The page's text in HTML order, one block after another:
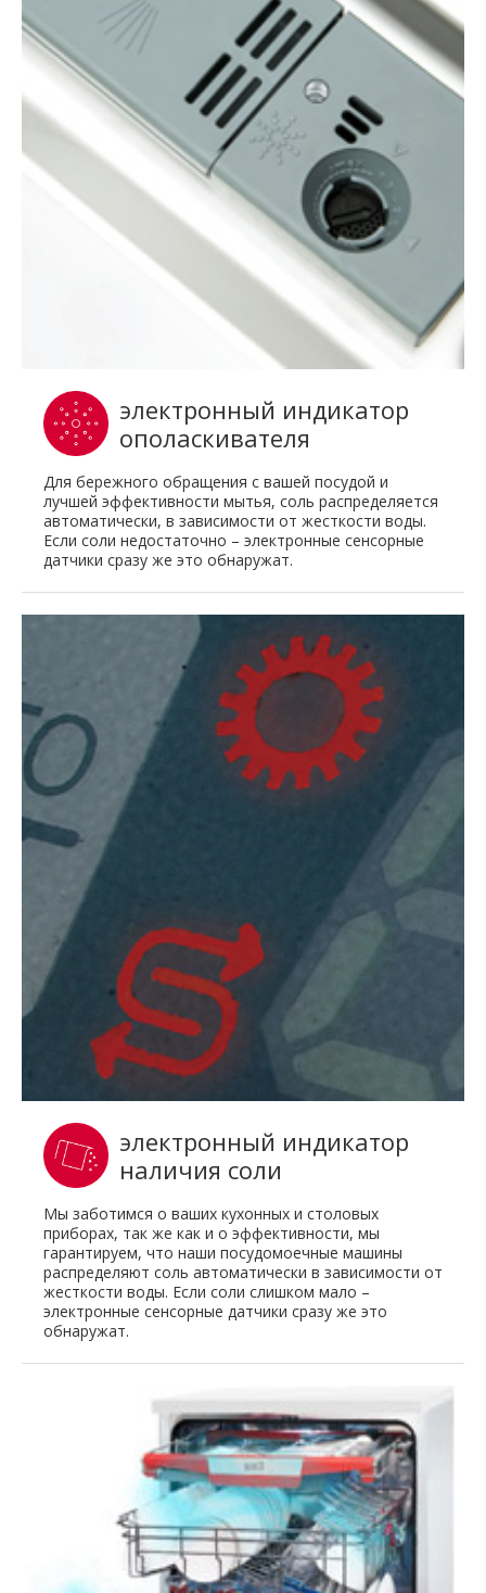
электронный индикатор
ополаскивателя
Для бережного обращения с вашей посудой и
лучшей эффективности мытья, соль распределяется
автоматически, в зависимости от жесткости воды.
Если соли недостаточно – электронные сенсорные
датчики сразу же это обнаружат.
электронный индикатор
наличия соли
Мы заботимся о ваших кухонных и столовых
приборах, так же как и о эффективности, мы
гарантируем, что наши посудомоечные машины
распределяют соль автоматически в зависимости от
жесткости воды. Если соли слишком мало –
электронные сенсорные датчики сразу же это
обнаружат.